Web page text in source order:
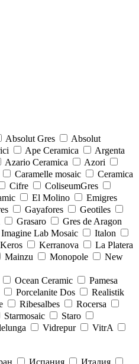
Absolut Gres
Absolut
Ape Ceramica
Argenta
Azario Ceramica
Azori
Caramelle mosaic
Ceramica
Cifre
ColiseumGres
El Molino
Emigres
Gayafores
Geotiles
Grasaro
Gres de Aragon
Imagine Lab Mosaic
Italon
Keros Kerranova
La Platera
Mainzu Monopole
New
Ocean Ceramic
Pamesa
Porcelanite Dos
Realistik
Ribesalbes
Rocersa
Starmosaic
Staro
Vidrepur
VitrA
Испания
Италия